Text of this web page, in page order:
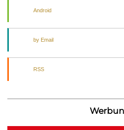
Android
by Email
RSS